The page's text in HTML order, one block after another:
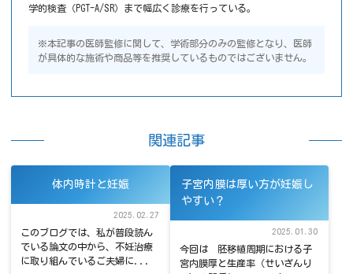
学的検査（PGT-A/SR）まで幅広く診療を行っている。
※本記事の医師監修に関して、学術部分のみの監修となり、医師
が具体的な施術や商品等を推奨しているものではございません。
関連記事
体内時計と妊娠
2025.02.27
このブログでは、私が普段読ん
でいる論文の中から、不妊治療
に取り組んでいるご夫婦に...
子宮内膜は厚い方が妊娠し
やすい？
2025.01.30
今回は 胚移植周期における子
宮内膜厚と生産率（せいざんり